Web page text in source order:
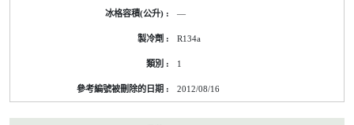
—
R134a
1
2012/08/16